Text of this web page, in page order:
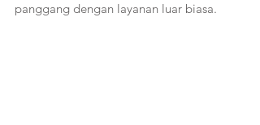
panggang dengan layanan luar biasa.